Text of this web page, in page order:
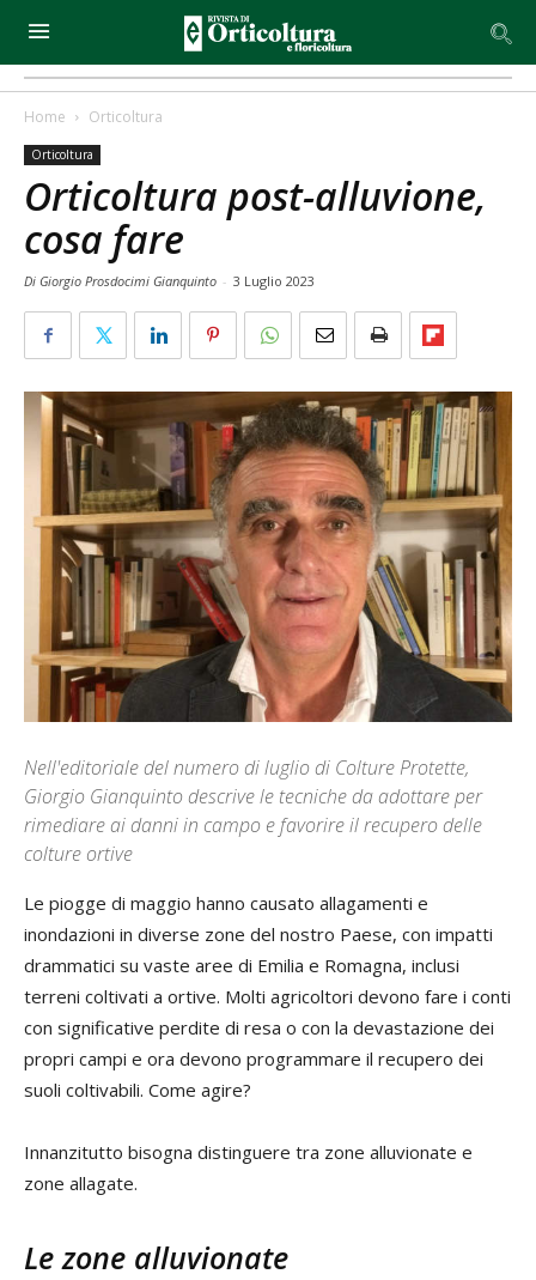
Home Orticoltura
Orticoltura
Orticoltura post-alluvione,
cosa fare
Di Giorgio Prosdocimi Gianquinto - 3 Luglio 2023
Nell'editoriale del numero di luglio di Colture Protette,
Giorgio Gianquinto descrive le tecniche da adottare per
rimediare ai danni in campo e favorire il recupero delle
colture ortive
Le piogge di maggio hanno causato allagamenti e
inondazioni in diverse zone del nostro Paese, con impatti
drammatici su vaste aree di Emilia e Romagna, inclusi
terreni coltivati a ortive. Molti agricoltori devono fare i conti
con significative perdite di resa o con la devastazione dei
propri campi e ora devono programmare il recupero dei
suoli coltivabili. Come agire?
Innanzitutto bisogna distinguere tra zone alluvionate e
zone allagate.
Le zone alluvionate